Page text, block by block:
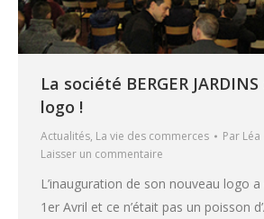
La société BERGER
logo !
Actualités, La vie des commerces Par Léa
Laisser un commentaire
L’inauguration de son nouveau logo
1er Avril et ce n’était pas un poisson